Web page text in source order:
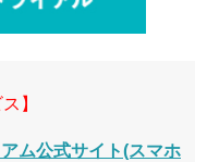
】
ム公式サイト(スマホ